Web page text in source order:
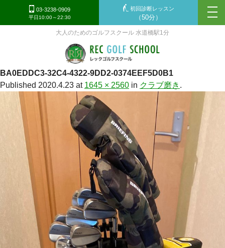
大人のためのゴルフスクール 水道橋駅1分
03-3238-0909
平日10:00～22:30
初回診断レッスン
（50分）
BA0EDDC3-32C4-4322-9DD2-0374EEF5D0B1
Published 2020.4.23 at 1645 × 2560 in クラブ磨き .